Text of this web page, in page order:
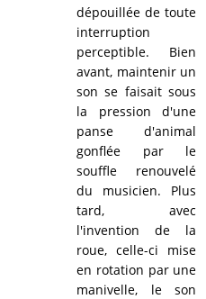
dépouillée de toute
interruption
perceptible. Bien
avant, maintenir un
son se faisait sous
la pression d'une
panse d'animal
gonflée par le
souffle renouvelé
du musicien. Plus
tard, avec
l'invention de la
roue, celle-ci mise
en rotation par une
manivelle, le son